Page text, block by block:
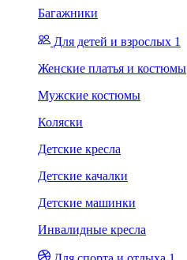
Багажники
Для детей и взрослых 1
Женские платья и костюмы
Мужские костюмы
Коляски
Детские кресла
Детские качалки
Детские машинки
Инвалидные кресла